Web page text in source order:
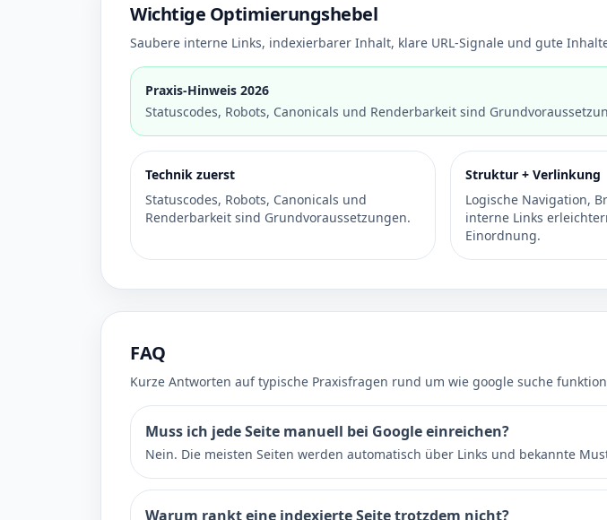
Wichtige Optimierungshebel
Saubere interne Links, indexierbarer Inhalt, klare URL-Signale und gute
Praxis-Hinweis 2026
Statuscodes, Robots, Canonicals und Renderbarkeit sind
Technik zuerst
Statuscodes, Robots, Canonicals und
Renderbarkeit sind Grundvoraussetzungen.
Struktur + Verlinkung
Logische Navigation,
interne Links
Einordnung.
FAQ
Kurze Antworten auf typische Praxisfragen rund um wie google suche
Muss ich jede Seite manuell bei Google einreichen?
Nein. Die meisten Seiten werden automatisch über Links und bekannte
Warum rankt eine indexierte Seite trotzdem nicht?